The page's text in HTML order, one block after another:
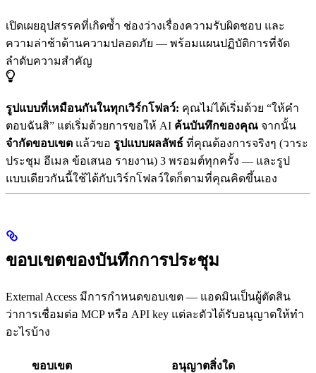
เปิดเผยอุปสรรคที่เกิดซ้ำ ช่องว่างเรื่องความรับผิดชอบ และ
ความล่าช้าด้านความปลอดภัย — พร้อมแผนปฏิบัติการที่จัด
ลำดับความสำคัญ
รูปแบบที่เหมือนกันในทุกเวิร์กโฟลว์: คุณไม่ได้เริ่มด้วย “ให้คำ
ตอบฉันสิ” แต่เริ่มด้วยการขอให้ AI ค้นบันทึกของคุณ จากนั้น
จำกัดขอบเขต แล้วขอ รูปแบบผลลัพธ์ ที่คุณต้องการจริงๆ (วาระ
ประชุม อีเมล ข้อเสนอ รายงาน) 3 พรอมต์ทุกครั้ง — และรูป
แบบเดียวกันนี้ใช้ได้กับเวิร์กโฟลว์ใดก็ตามที่คุณคิดขึ้นเอง
ขอบเขตของบันทึกการประชุม
External Access มีการกำหนดขอบเขต — แอดมินเป็นผู้ตัดสิน
ว่าการเชื่อมต่อ MCP หรือ API key แต่ละตัวได้รับอนุญาตให้ทำ
อะไรบ้าง
ขอบเขต
อนุญาตสิ่งใด